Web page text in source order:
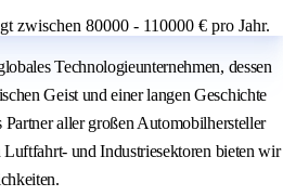
zwischen 80000 - 110000 € pro Jahr.
Technologieunternehmen, dessen
Geist und einer langen Geschichte
aller großen Automobilhersteller
und Industriesektoren bieten wir